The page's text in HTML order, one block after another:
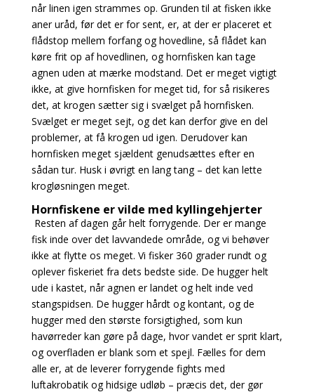
når linen igen strammes op. Grunden til at fisken ikke
aner uråd, før det er for sent, er, at der er placeret et
flådstop mellem forfang og hovedline, så flådet kan
køre frit op af hovedlinen, og hornfisken kan tage
agnen uden at mærke modstand. Det er meget vigtigt
ikke, at give hornfisken for meget tid, for så risikeres
det, at krogen sætter sig i svælget på hornfisken.
Svælget er meget sejt, og det kan derfor give en del
problemer, at få krogen ud igen. Derudover kan
hornfisken meget sjældent genudsættes efter en
sådan tur. Husk i øvrigt en lang tang – det kan lette
krogløsningen meget.
Hornfiskene er vilde med kyllingehjerter
Resten af dagen går helt forrygende. Der er mange
fisk inde over det lavvandede område, ogvi behøver
ikke at flytte os meget. Vi fisker 360 grader rundt og
oplever fiskeriet fra dets bedste side. De hugger helt
ude i kastet, når agnen er landet og helt inde ved
stangspidsen. De hugger hårdt og kontant, og de
hugger med den største forsigtighed, som kun
havørreder kan gøre på dage, hvor vandet er sprit klart,
og overfladen er blank som et spejl. Fælles for dem
alle er, at de leverer forrygende fights med
luftakrobatik og hidsige udløb – præcis det, der gør